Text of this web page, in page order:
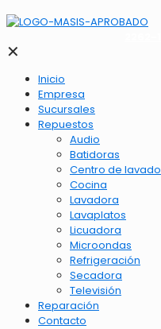
✕
Inicio
Empresa
Sucursales
Repuestos
Audio
Batidoras
Centro de lavado
Cocina
Lavadora
Lavaplatos
Licuadora
Microondas
Refrigeración
Secadora
Televisión
Reparación
Contacto